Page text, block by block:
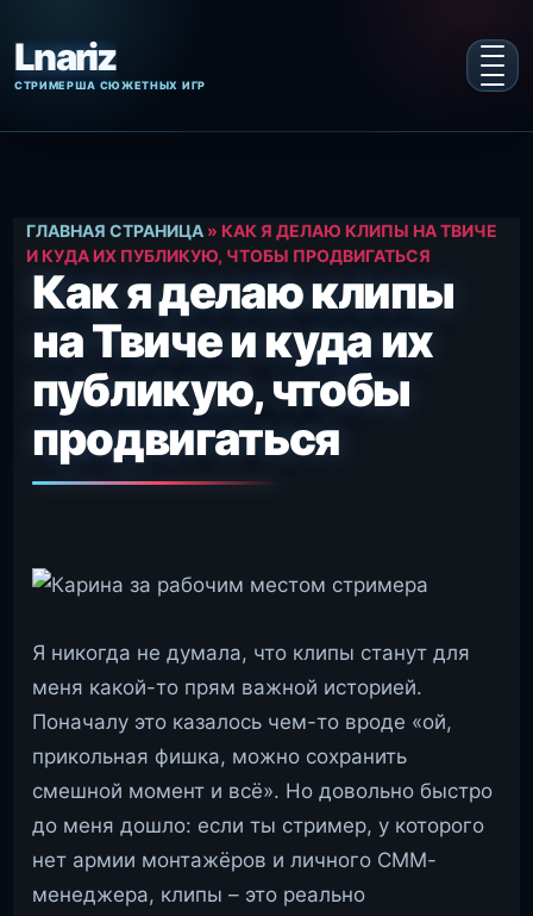
содержанию
ГЛАВНАЯ СТРАНИЦА » КАК Я ДЕЛАЮ КЛИПЫ НА ТВИЧЕ
И КУДА ИХ ПУБЛИКУЮ, ЧТОБЫ ПРОДВИГАТЬСЯ
Как я делаю клипы
на Твиче и куда их
публикую, чтобы
продвигаться
Я никогда не думала, что клипы станут для
меня какой-то прям важной историей.
Поначалу это казалось чем-то вроде «ой,
прикольная фишка, можно сохранить
смешной момент и всё». Но довольно быстро
до меня дошло: если ты стример, у которого
нет армии монтажёров и личного СММ-
менеджера, клипы – это реально